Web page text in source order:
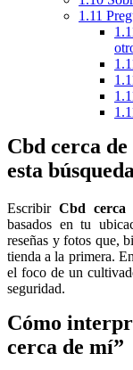
1.11
Cbd cerca
esta
Escribir Cbd cerca
basados en tu
reseñas y fotos que,
tienda a la primera.
el foco de un
seguridad.
Cómo
cerca de mí”